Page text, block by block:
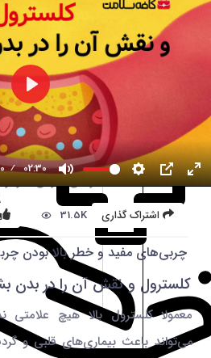
02:30
اشتراک گذاری 31.5K
چربی‌های مفید و خطر بالا بودن
کلسترول و نقش آن را در بدن
معمولا کلسترول بالا هیچ علامتی
می‌تواند باعث بیماری‌های قلبی و